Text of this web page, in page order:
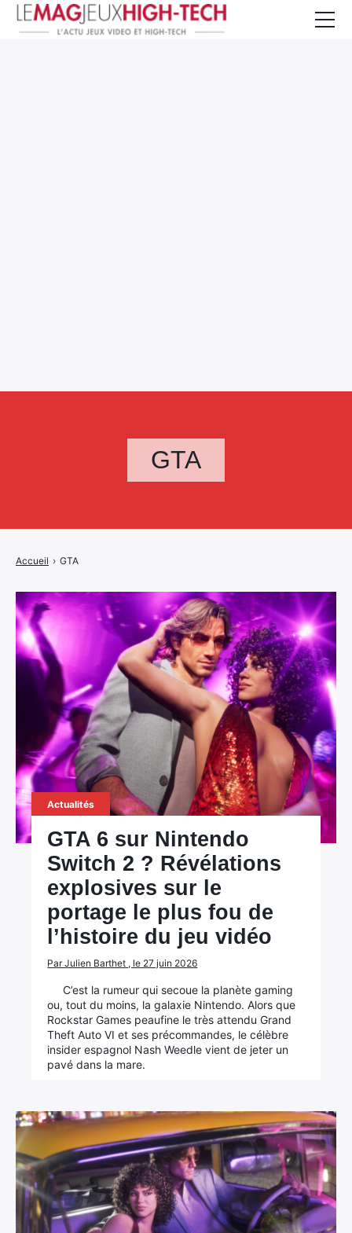
GTA
Accueil › GTA
Actualités
GTA 6 sur Nintendo
Switch 2 ? Révélations
explosives sur le
portage le plus fou de
l’histoire du jeu vidéo
Par Julien Barthet , le 27 juin 2026
C’est la rumeur qui secoue la planète gaming
ou, tout du moins, la galaxie Nintendo. Alors que
Rockstar Games peaufine le très attendu Grand
Theft Auto VI et ses précommandes, le célèbre
insider espagnol Nash Weedle vient de jeter un
pavé dans la mare.